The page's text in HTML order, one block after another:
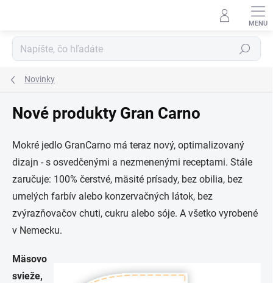
Hľadať
Novinky
Nové produkty Gran Carno
Mokré jedlo GranCarno má teraz nový, optimalizovaný
dizajn - s osvedčenými a nezmenenými receptami. Stále
zaručuje: 100% čerstvé, mäsité prísady, bez obilia, bez
umelých farbív alebo konzervačných látok, bez
zvýrazňovačov chuti, cukru alebo sóje. A všetko vyrobené
v Nemecku.
Mäsovo
svieže,